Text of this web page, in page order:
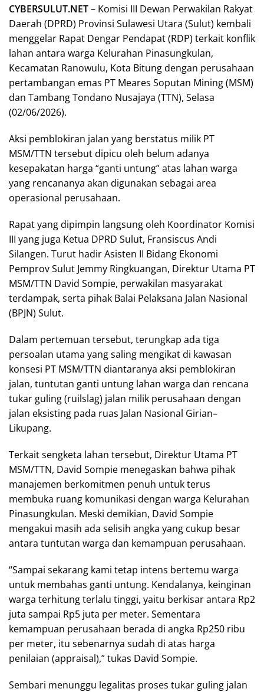
CYBERSULUT.NET– Komisi III Dewan Perwakilan Rakyat
Daerah (DPRD) Provinsi Sulawesi Utara (Sulut) kembali
menggelar Rapat Dengar Pendapat (RDP) terkait konflik
lahan antara warga Kelurahan Pinasungkulan,
Kecamatan Ranowulu, Kota Bitung dengan perusahaan
pertambangan emas PT Meares Soputan Mining (MSM)
dan Tambang Tondano Nusajaya (TTN), Selasa
(02/06/2026).
Aksi pemblokiran jalan yang berstatus milik PT
MSM/TTN tersebut dipicu oleh belum adanya
kesepakatan harga “ganti untung” atas lahan warga
yang rencananya akan digunakan sebagai area
operasional perusahaan.
Rapat yang dipimpin langsung oleh Koordinator Komisi
III yang juga Ketua DPRD Sulut, Fransiscus Andi
Silangen. Turut hadir Asisten II Bidang Ekonomi
Pemprov Sulut Jemmy Ringkuangan, Direktur Utama PT
MSM/TTN David Sompie, perwakilan masyarakat
terdampak, serta pihak Balai Pelaksana Jalan Nasional
(BPJN) Sulut.
Dalam pertemuan tersebut, terungkap ada tiga
persoalan utama yang saling mengikat di kawasan
konsesi PT MSM/TTN diantaranya aksi pemblokiran
jalan, tuntutan ganti untung lahan warga dan rencana
tukar guling (ruilslag) jalan milik perusahaan dengan
jalan eksisting pada ruas Jalan Nasional Girian–
Likupang.
Terkait sengketa lahan tersebut, Direktur Utama PT
MSM/TTN, David Sompie menegaskan bahwa pihak
manajemen berkomitmen penuh untuk terus
membuka ruang komunikasi dengan warga Kelurahan
Pinasungkulan. Meski demikian, David Sompie
mengakui masih ada selisih angka yang cukup besar
antara tuntutan warga dan kemampuan perusahaan.
“Sampai sekarang kami tetap intens bertemu warga
untuk membahas ganti untung. Kendalanya, keinginan
warga terhitung terlalu tinggi, yaitu berkisar antara Rp2
juta sampai Rp5 juta per meter. Sementara
kemampuan perusahaan berada di angka Rp250 ribu
per meter, itu sebenarnya sudah di atas harga
penilaian (appraisal),” tukas David Sompie.
Sembari menunggu legalitas proses tukar guling jalan